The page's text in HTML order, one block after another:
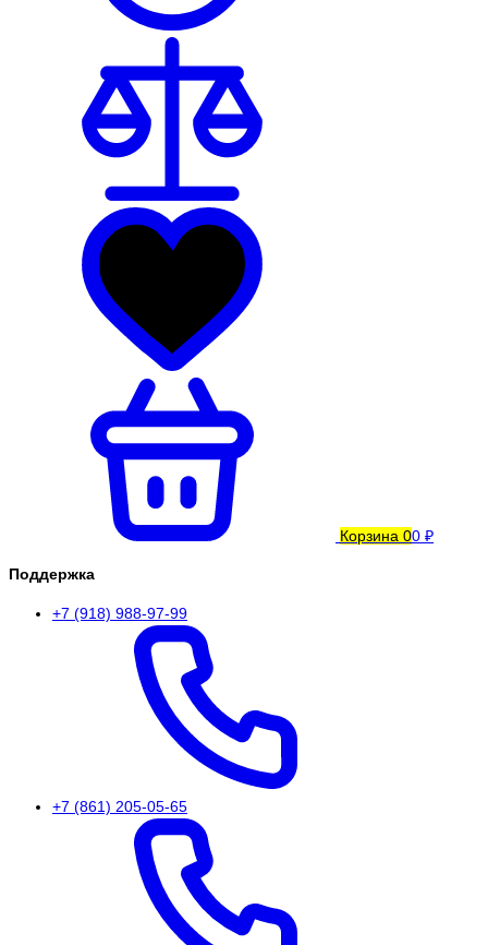
Корзина 00 ₽
Поддержка
+7 (918) 988-97-99
+7 (861) 205-05-65